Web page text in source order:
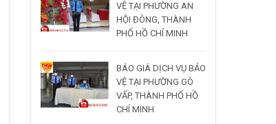
VỆ TẠI PHƯỜNG AN
HỘI ĐÔNG, THÀNH
PHỐ HỒ CHÍ MINH
BÁO GIÁ DỊCH VỤ BẢO
VỆ TẠI PHƯỜNG GÒ
VẤP, THÀNH PHỐ HỒ
CHÍ MINH